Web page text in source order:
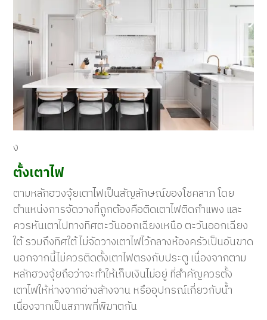
ง
ตั้งเตาไฟ
ตามหลักฮวงจุ้ยเตาไฟเป็นสัญลักษณ์ของโชคลาภ โดย
ตำแหน่งการจัดวางที่ถูกต้องคือติดเตาไฟติดกำแพง และ
ควรหันเตาไปทางทิศตะวันออกเฉียงเหนือ ตะวันออกเฉียง
ใต้ รวมถึงทิศใต้ ไม่จัดวางเตาไฟไว้กลางห้องครัวเป็นอันขาด
นอกจากนี้ไม่ควรติดตั้งเตาไฟตรงกับประตู เนื่องจากตาม
หลักฮวงจุ้ยถือว่าจะทำให้เก็บเงินไม่อยู่ ที่สำคัญควรตั้ง
เตาไฟให้ห่างจากอ่างล้างจาน หรืออุปกรณ์เกี่ยวกับน้ำ
เนื่องจากเป็นสภาพที่พิฆาตกัน